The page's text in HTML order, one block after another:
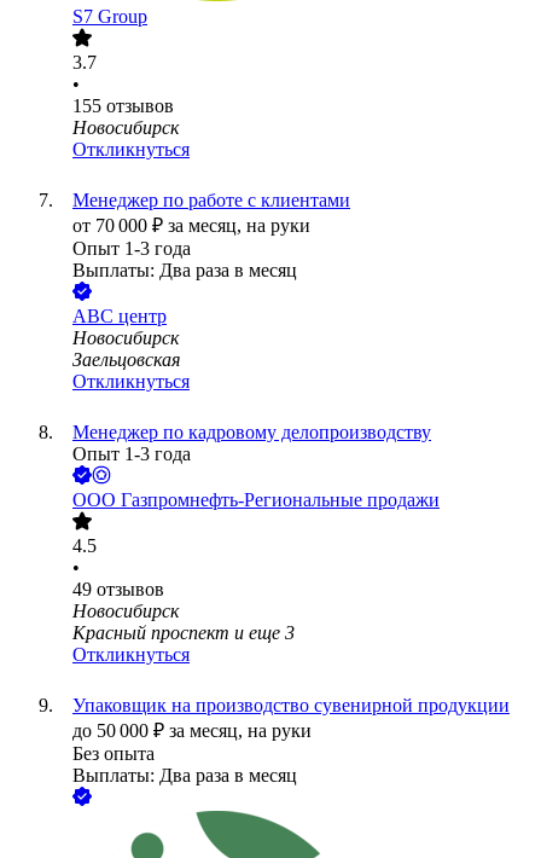
S7 Group
3.7
•
155 отзывов
Новосибирск
Откликнуться
Менеджер по работе с клиентами
от 70 000 ₽ за месяц, на руки
Опыт 1-3 года
Выплаты: Два раза в месяц
АBC центр
Новосибирск
Заельцовская
Откликнуться
Менеджер по кадровому делопроизводству
Опыт 1-3 года
ООО Газпромнефть-Региональные продажи
4.5
•
49 отзывов
Новосибирск
Красный проспект и еще 3
Откликнуться
Упаковщик на производство сувенирной продукции
до 50 000 ₽ за месяц, на руки
Без опыта
Выплаты: Два раза в месяц